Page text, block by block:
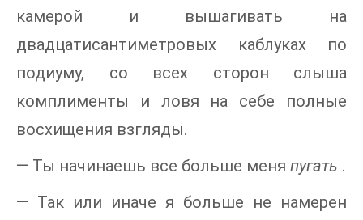
камерой и вышагивать на
двадцатисантиметровых каблуках по
подиуму, со всех сторон слыша
комплименты и ловя на себе полные
восхищения взгляды.
— Ты начинаешь все больше меня пугать .
— Так или иначе я больше не намерен